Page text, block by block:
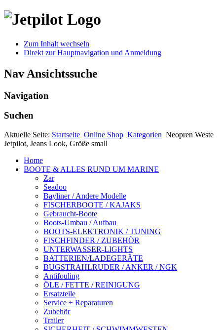
Zum Inhalt wechseln
Direkt zur Hauptnavigation und Anmeldung
Nav Ansichtssuche
Navigation
Suchen
Aktuelle Seite: Startseite Online Shop Kategorien Neopren Weste
Jetpilot, Jeans Look, Größe small
Home
BOOTE & ALLES RUND UM MARINE
Zar
Seadoo
Bayliner / Andere Modelle
FISCHERBOOTE / KAJAKS
Gebraucht-Boote
Boots-Umbau / Aufbau
BOOTS-ELEKTRONIK / TUNING
FISCHFINDER / ZUBEHÖR
UNTERWASSER-LIGHTS
BATTERIEN/LADEGERÄTE
BUGSTRAHLRUDER / ANKER / NGK
Antifouling
ÖLE / FETTE / REINIGUNG
Ersatzteile
Service + Reparaturen
Zubehör
Trailer